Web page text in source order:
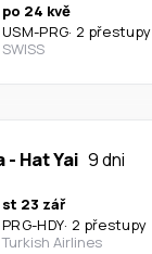
po 24 kvě
USM-PRG· 2 přestupy
SWISS
- Hat Yai 9 dni
st 23 zář
PRG-HDY· 2 přestupy
Turkish Airlines